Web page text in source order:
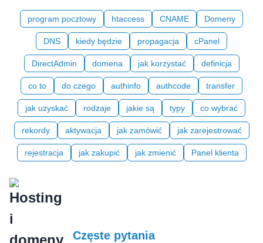
program pocztowy htaccess CNAME Domeny
DNS kiedy będzie propagacja cPanel
DirectAdmin domena jak korzystać definicja
co to do czego authinfo authcode transfer
jak uzyskać rodzaje jakie są typy co wybrać
rekordy aktywacja jak zamówić jak zarejestrować
rejestracja jak zakupić jak zmienić Panel klienta
Częste pytania